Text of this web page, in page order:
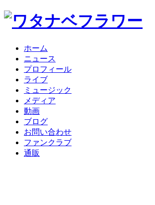
ホーム
ニュース
プロフィール
ライブ
ミュージック
メディア
動画
ブログ
お問い合わせ
ファンクラブ
通販